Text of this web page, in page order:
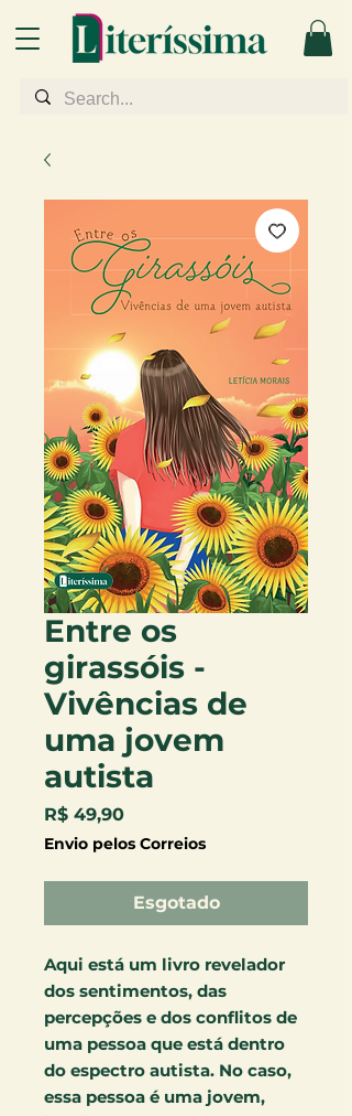
Entre os
girassóis -
Vivências de
uma jovem
autista
R$ 49,90Preço
Envio pelos Correios
Esgotado
Aqui está um livro revelador
dos sentimentos, das
percepções e dos conflitos de
uma pessoa que está dentro
do espectro autista. No caso,
essa pessoa é uma jovem,